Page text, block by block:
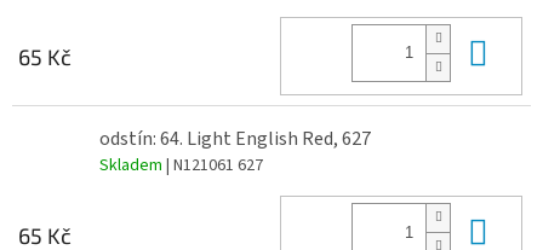
65 Kč
odstín: 64. Light English Red, 627
Skladem | N121061 627
65 Kč